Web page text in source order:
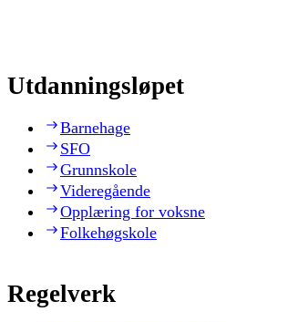
Utdanningsløpet
Barnehage
SFO
Grunnskole
Videregående
Opplæring for voksne
Folkehøgskole
Regelverk